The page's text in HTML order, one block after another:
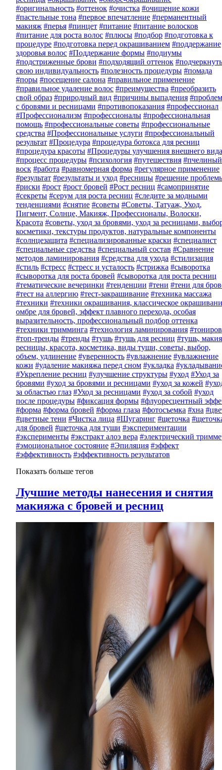
#оригинальность #оттенок #очистка #очищение кожи
#пастельные тона #первое впечатление #перманентный
макияж #перья #пинцет #питание #питание волосков
#питание для роста волос #плюсы #подбор #подготовка к
процедуре #подготовка перед окрашиванием #поддержание
здоровья волос #Поддержание формы #подиумы
#подстриженные брови #подходящий оттенок #подчеркнуть
свою индивидуальность #полезность процедуры #помада
#поры #посещение салона #правильное применение
#правильное удаление волос #преимущества #преобразить
свой образ #природный вид #причины выпадения
с бровями и ресницами #противопоказания #профессионал
#Профессионализм #профессионалы #профессиональная
помощь #профессиональные советы #профессиональные
средства #Профессиональные услуги #профессиональный
результат #Процедура #процедура ботокса для ресниц
#процедура красоты #Процедуры улучшения внешнего вида
#процесс процедуры #психология #путешествия #пчелиный
воск #работа #равномерная форма #регулярное применение
#результат #результаты и уход #ресницы #решение
#риски #рост #рост бровей #Рост ресниц #самопринятие
#секреты #серум для роста ресниц #следите за модными
тенденциями #снятие #советы #Советы, Татуаж, Уход,
Пигмент, Солнце, Макияж, Профессионалы, Волоски,
Красота #советы, уход за бровями, уход за ресницами,
косметики, текстуры продуктов, натуральные компоненты
#солнцезащита #специализированные краски #специалист
#специальные средства #специальный состав #Сравнение
методов ламинирования #средства для ухода #стилизация
#стиль #стресс #стресс и усталость #стрижка #сыворотка
#сыворотка для роста бровей #сыворотка для роста ресниц
#тематические вечеринки #тенденции #тени #тени для
#тест на аллергию #тест-закрашивание #техника массажа
#техники #техники окрашивания, классическое
омбре для бровей, эффект плавного перехода, особая
выразительность, профессиональный подбор оттенка
#техники тримминга #технология ламинирования
#топ-тренды #тренды #тушь #тушь для ресниц #тушь,
ресницы, красота, косметика, виды туши, советы, выбор,
объем, удлинение #уверенность #увлажнение #увлажнение
кожи #удаление макияжа перед сном #укладка
#Укрепление ресниц #улучшение структуры #уход #Уход за
бровями #уход за бровями и ресницами #уход за кожей
за областью глаз #Уход за ресницами #уход за собой #уход
после процедуры #фиксация формы #флуоресцентный
#форма #форма бровей #форма глаза #фотосъемка #хна
#цветные тени #Чистка лица #Шугаринг #щеточка
для бровей #щеточка для туши #экспериментации
#эксперименты #экстракт алоэ вера #электрический
#эмоциональное состояние #Эпиляция #эффект
#эффективность #эффективность результатов
Показать больше тегов
Лучшие методы нанесения и снятия
макияжа с бровей и ресниц